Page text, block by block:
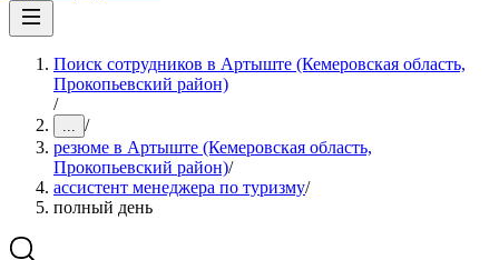
Поиск сотрудников в Артыште (Кемеровская область,
Прокопьевский район)
/
... /
резюме в Артыште (Кемеровская область,
Прокопьевский район)/
ассистент менеджера по туризму/
полный день